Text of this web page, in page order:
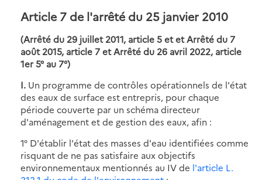
Article 7 de l'arrêté du 25 janvier 2010
(Arrêté du 29 juillet 2011, article 5 et et Arrêté du 7
août 2015, article 7 et Arrêté du 26 avril 2022, article
1er 5° au 7°)
I. Un programme de contrôles opérationnels de l'état
des eaux de surface est entrepris, pour chaque
période couverte par un schéma directeur
d'aménagement et de gestion des eaux, afin :
1° D'établir l'état des masses d'eau identifiées comme
risquant de ne pas satisfaire aux objectifs
environnementaux mentionnés au IV de l'article L.